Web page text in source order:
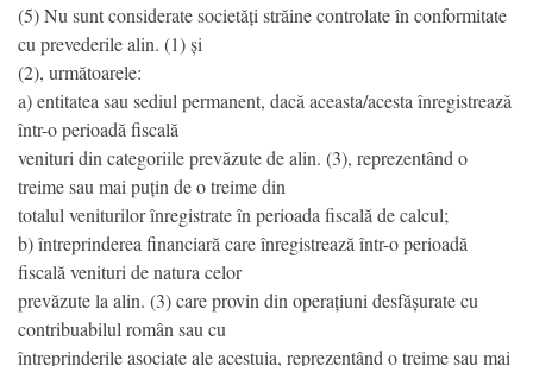
(5) Nu sunt considerate societăți străine controlate în conformitate
cu prevederile alin. (1) și
(2), următoarele:
a) entitatea sau sediul permanent, dacă aceasta/acesta înregistrează
într-o perioadă fiscală
venituri din categoriile prevăzute de alin. (3), reprezentând o
treime sau mai puțin de o treime din
totalul veniturilor înregistrate în perioada fiscală de calcul;
b) întreprinderea financiară care înregistrează într-o perioadă
fiscală venituri de natura celor
prevăzute la alin. (3) care provin din operațiuni desfășurate cu
contribuabilul român sau cu
întreprinderile asociate ale acestuia, reprezentând o treime sau mai